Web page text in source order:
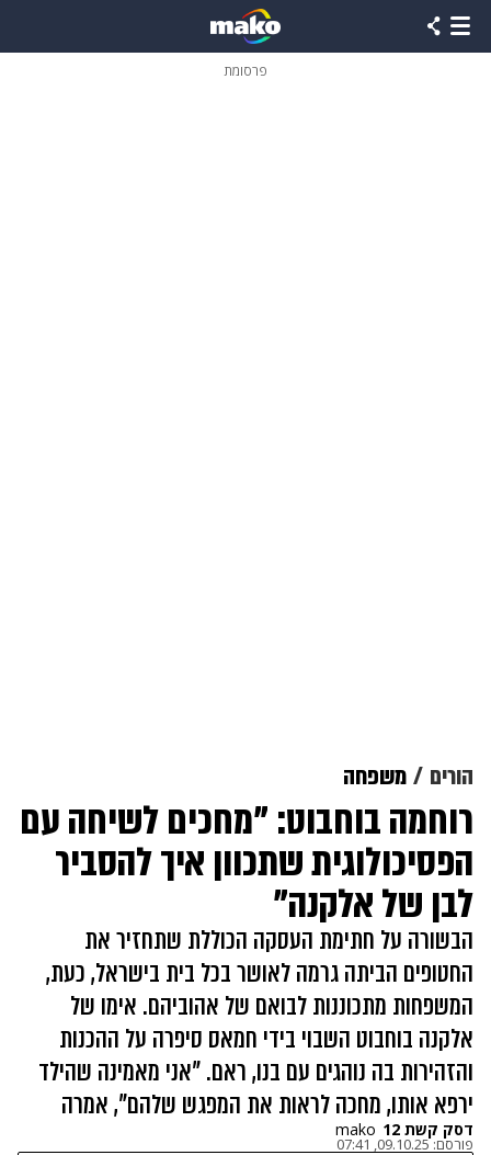
פרסומת
הורים משפחה
רוחמה בוחבוט: "מחכים לשיחה עם
הפסיכולוגית שתכוון איך להסביר
לבן של אלקנה"
הבשורה על חתימת העסקה הכוללת שתחזיר את
החטופים הביתה גרמה לאושר בכל בית בישראל, כעת,
המשפחות מתכוננות לבואם של אהוביהם. אימו של
אלקנה בוחבוט השבוי בידי חמאס סיפרה על ההכנות
והזהירות בה נוהגים עם בנו, ראם. "אני מאמינה שהילד
ירפא אותו, מחכה לראות את המפגש שלהם", אמרה
דסק קשת 12 mako
פורסם:09.10.25, 07:41